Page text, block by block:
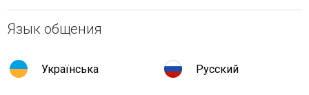
Язык общения
Українська Русский